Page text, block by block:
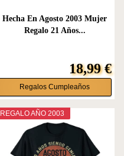
Hecha En Agosto 2003 Mujer
Regalo 21 Años...
18,99 €
Regalos Cumpleaños
REGALO AÑO 2003